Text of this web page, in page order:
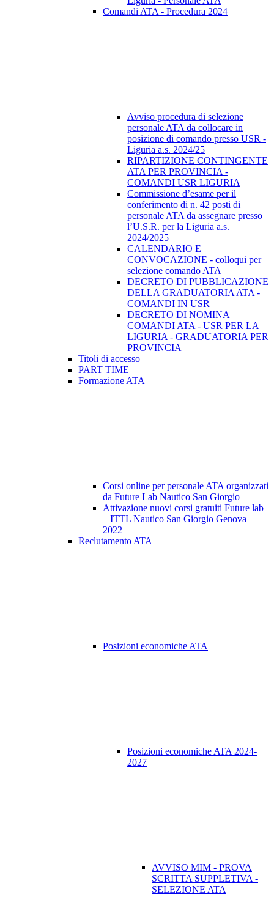
Comandi ATA - Procedura 2024
Avviso procedura di selezione
personale ATA da collocare in
posizione di comando presso USR -
Liguria a.s. 2024/25
RIPARTIZIONE CONTINGENTE
ATA PER PROVINCIA -
COMANDI USR LIGURIA
Commissione d’esame per il
conferimento di n. 42 posti di
personale ATA da assegnare presso
l’U.S.R. per la Liguria a.s.
2024/2025
CALENDARIO E
CONVOCAZIONE - colloqui per
selezione comando ATA
DECRETO DI PUBBLICAZIONE
DELLA GRADUATORIA ATA -
COMANDI IN USR
DECRETO DI NOMINA
COMANDI ATA - USR PER LA
LIGURIA - GRADUATORIA PER
PROVINCIA
Titoli di accesso
PART TIME
Formazione ATA
Corsi online per personale ATA organizzati
da Future Lab Nautico San Giorgio
Attivazione nuovi corsi gratuiti Future lab
– ITTL Nautico San Giorgio Genova –
2022
Reclutamento ATA
Posizioni economiche ATA
Posizioni economiche ATA 2024-
2027
AVVISO MIM - PROVA
SCRITTA SUPPLETIVA -
SELEZIONE ATA